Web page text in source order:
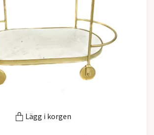
Lägg i korgen